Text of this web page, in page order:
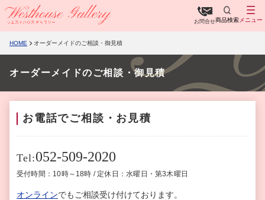
お問合せ商品検索 メニュー
HOME オーダーメイドのご相談・御見積
オーダーメイドのご相談・御見積
お電話でご相談・お見積
Tel:052-509-2020
受付時間：10時～18時 / 定休日：水曜日・第3木曜日
オンラインでもご相談受け付けております。